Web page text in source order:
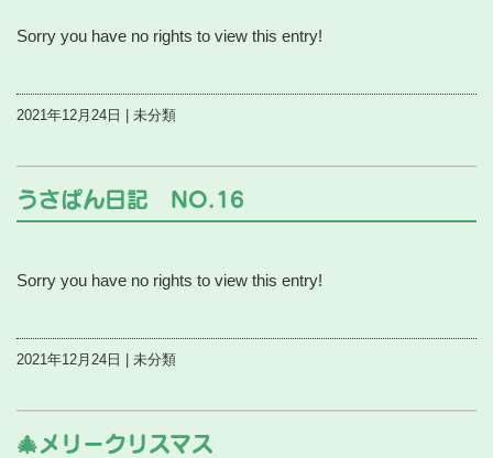
Sorry you have no rights to view this entry!
2021年12月24日 | 未分類
うさぱん日記 NO.16
Sorry you have no rights to view this entry!
2021年12月24日 | 未分類
🎄メリークリスマス